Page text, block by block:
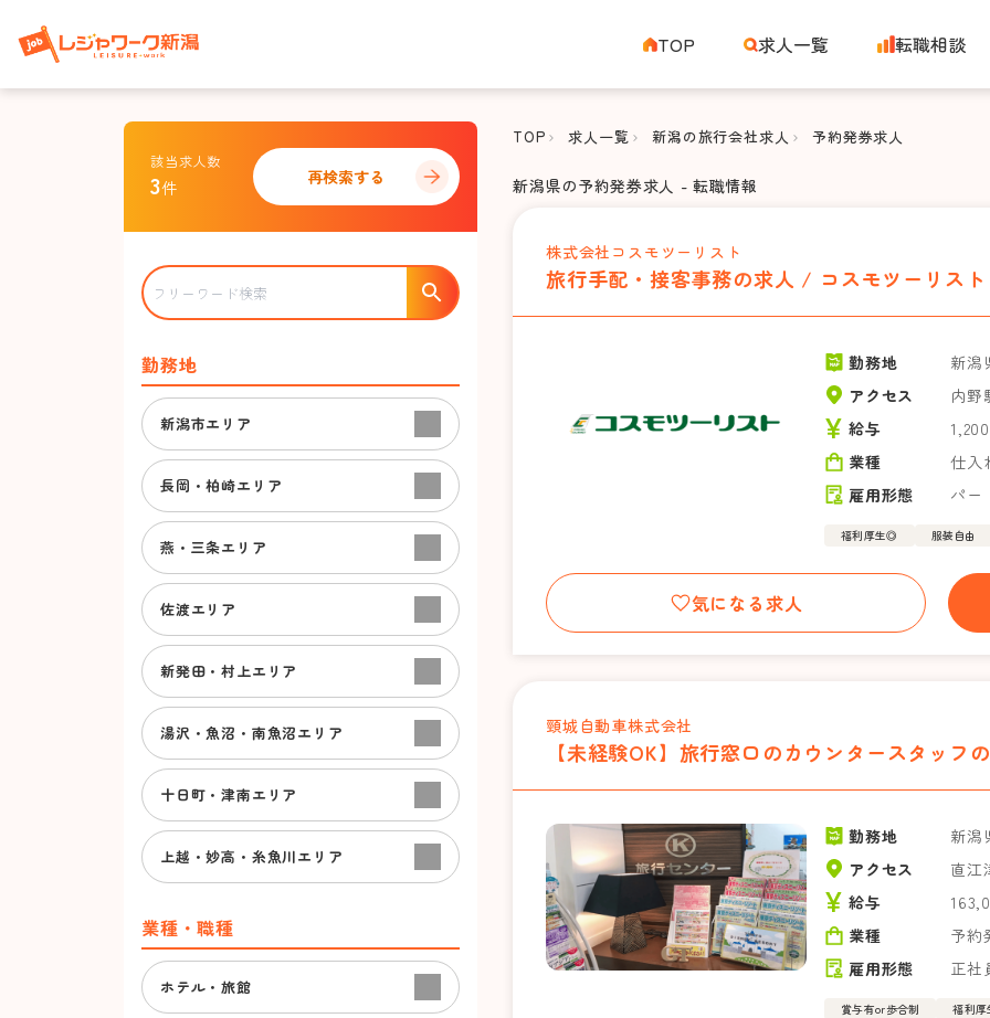
TOP 求人一覧 転職相談
TOP 求人一覧 新潟の旅行会社求人 予約発券求人
新潟県の予約発券求人 - 転職情報
該当求人数
3件 再検索する
勤務地
新潟市エリア
長岡・柏崎エリア
燕・三条エリア
佐渡エリア
新発田・村上エリア
湯沢・魚沼・南魚沼エリア
十日町・津南エリア
上越・妙高・糸魚川エリア
業種・職種
ホテル・旅館
株式会社コスモツーリスト
旅行手配・接客事務の求人 / コスモツーリス
勤務地
新潟
アクセス
内野
給与
業種
仕入
雇用形態
パー
福利厚生◎ 服装自由
気になる求人
頸城自動車株式会社
【未経験OK】旅行窓口のカウンタースタッ
勤務地
新潟
アクセス
直江
給与
業種
予
雇用形態
正社
賞与有or歩合制
福利